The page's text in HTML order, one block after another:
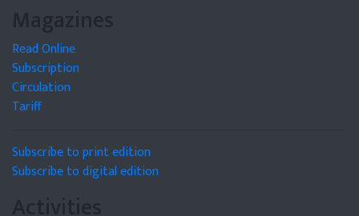
Magazines
Read Online
Subscription
Circulation
Tariff
Subscribe to print edition
Subscribe to digital edition
Activities